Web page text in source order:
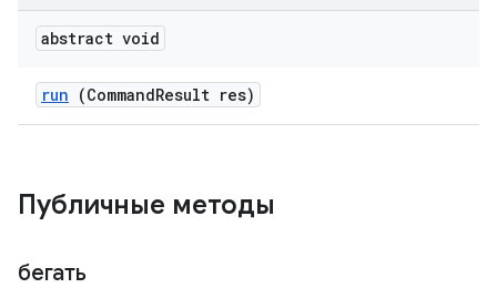
abstract void
run (CommandResult res)
Публичные методы
бегать